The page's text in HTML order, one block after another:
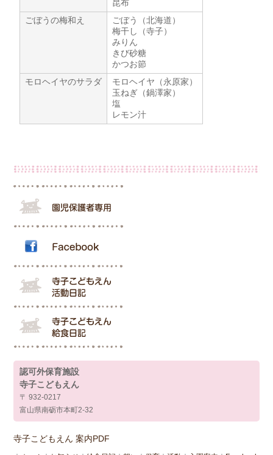
昆布
ごぼうの梅和え
ごぼう（北海道）
梅干し（寺子）
みりん
きび砂糖
かつお節
モロヘイヤのサラダ
モロヘイヤ（永原家）
玉ねぎ（鍋澤家）
塩
レモン汁
認可外保育施設
寺子こどもえん
〒 932-0217
富山県南砺市本町2-32
寺子こどもえん 案内PDF